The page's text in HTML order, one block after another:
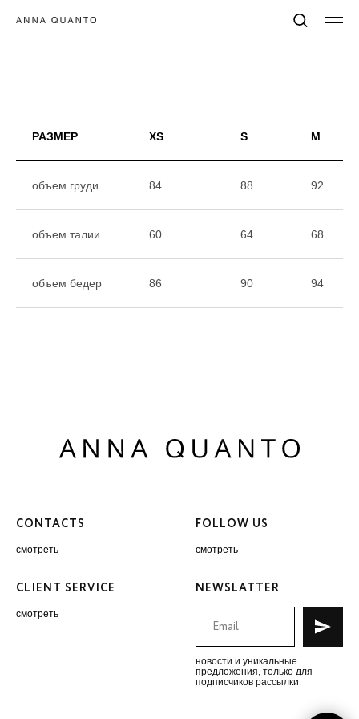
РАЗМЕР XS S M
объем груди 84 88 92
объем талии 60 64 68
объем бедер 86 90 94
CONTACTS
смотреть
FOLLOW US
смотреть
CLIENT SERVICE
смотреть
NEWSLATTER
новости и уникальные
предложения, только для
подписчиков рассылки